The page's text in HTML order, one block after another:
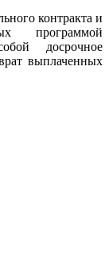
контракта и
программой
досрочное
выплаченных